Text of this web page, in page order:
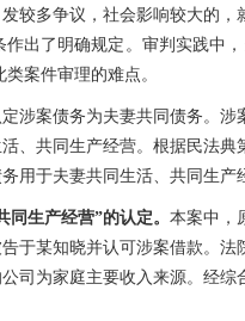
较多争议，社会影响较大的
出了明确规定。审判实践中
案件审理的难点。
涉案债务为夫妻共同债务。
、共同生产经营。根据民法
用于夫妻共同生活、共同生产
生产经营”的认定。 本案中，
于某知晓并认可涉案借款。
司为家庭主要收入来源。经